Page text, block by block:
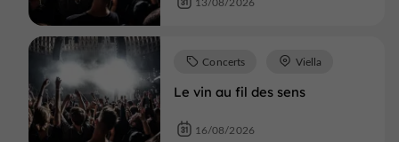
Le vin au fil des sens
Concerts Viella
16/08/2026